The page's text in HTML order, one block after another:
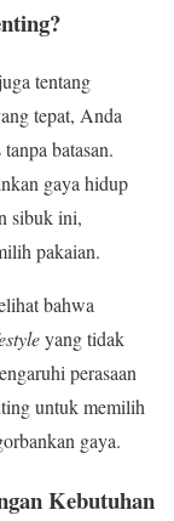
tentang
tepat, Anda
batasan.
gaya hidup
sibuk ini,
pakaian.
bahwa
yang tidak
perasaan
untuk memilih
gaya.
Kebutuhan